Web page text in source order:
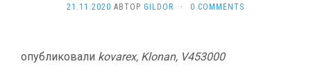
21.11.2020 АВТОР GILDOR · 0 COMMENTS
опубликовали kovarex, Klonan, V453000